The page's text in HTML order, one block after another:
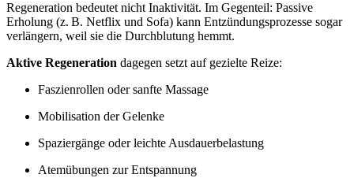
Regeneration bedeutet nicht Inaktivität. Im Gegenteil: Passive
Erholung (z. B. Netflix und Sofa) kann Entzündungsprozesse sogar
verlängern, weil sie die Durchblutung hemmt.
Aktive Regeneration dagegen setzt auf gezielte Reize:
Faszienrollen oder sanfte Massage
Mobilisation der Gelenke
Spaziergänge oder leichte Ausdauerbelastung
Atemübungen zur Entspannung